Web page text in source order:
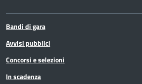
Bandi di gara
Avvisi pubblici
Concorsi e selezioni
In scadenza